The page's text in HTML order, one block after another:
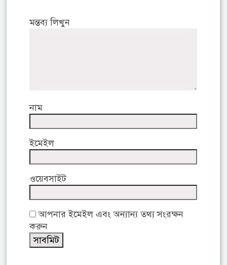
মন্তব্য লিখুন
নাম
ইমেইল
ওয়েবসাইট
আপনার ইমেইল এবং অন্যান্য তথ্য সংরক্ষন
করুন